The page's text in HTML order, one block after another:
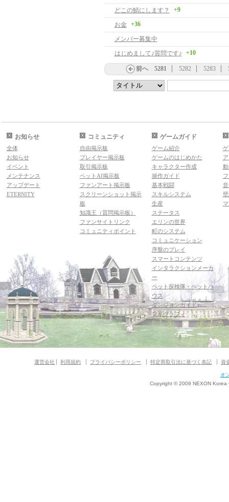
どこの鯖にします？
+9
お金 +36
メンバー募集中
はじめまして♪質問です♪
+10
前へ 5281 5282 5283
お知らせ
全体
お知らせ
イベント
メンテナンス
アップデート
ETERNITY
コミュニティ
自由掲示板
プレイヤー掲示板
取引掲示板
ペットAI掲示板
ファンアート掲示板
スクリーンショット掲示
板
知識王（質問掲示板）
ファンサイトリンク
コミュニティポイント
ゲームガイド
ゲーム紹介
ゲームのはじめかた
キャラクター作成
操作ガイド
基本戦闘
スキルシステム
生産
ステータス
エリンの世界
町のシステム
コミュニケーション
序盤のプレイ
スマートコンテンツ
インタラクションメーカ
ー
ペット探検隊・ペットハ
ウス
ダンジョンガイド
マギグラフィ
運営会社 利用規約 プライバシーポリシー 特定商取引法に基づく表記 資
オ
Copyright © 2009 NEXON Korea